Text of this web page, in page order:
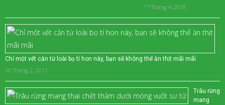
17 Tháng 4, 2018
Chỉ một vết cắn từ loài bọ tí hon này, bạn sẽ không thể ăn thịt mãi mãi
10 Tháng 2, 2017
Trâu rừng
mang